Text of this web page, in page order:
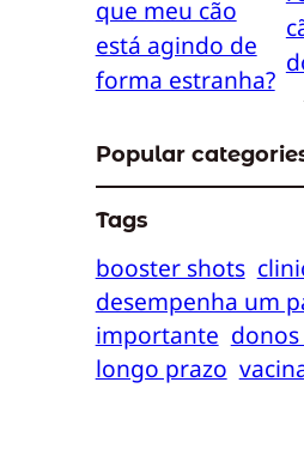
que meu cão
está agindo de
forma estranha?
Popular
Tags
booster shots
desempenha um
importante
longo prazo